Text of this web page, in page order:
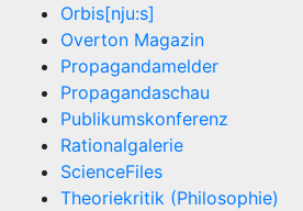
Orbis[nju:s]
Overton Magazin
Propagandamelder
Propagandaschau
Publikumskonferenz
Rationalgalerie
ScienceFiles
Theoriekritik (Philosophie)